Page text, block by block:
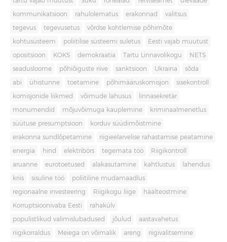
kommunikatsioon rahulolematus erakonnad valitsus
tegevus tegevusetus võrdse kohtlemise põhimõte
kohtusüsteem poliitilise süsteemi suletus Eesti vajab muutust
opositsioon KOKS demokraatia Tartu Linnavolikogu NETS
seadusloome põhiõiguste riive sanktsioon Ukraina sõda
abi ühistunne toetamine põhimääruskomisjon sisekontroll
komisjonide liikmed võimude lahusus linnasekretär
monumendid mõjuvõimuga kauplemine kriminaalmenetlus
süütuse presumptsioon korduv süüdimõistmine
erakonna sundlõpetamine riigieelarvelise rahastamise peatamine
energia hind elektribörs tegemata töö Riigikontroll
aruanne eurotoetused alakasutamine kahtlustus lahendus
kriis sisuline töö poliitiline mudamaadlus
regionaalne investeering Riigikogu liige häälteostmine
Korruptsioonivaba Eesti rahakülv
populistlikud valimislubadused jõulud aastavahetus
riigikorraldus Meiega on võimalik areng riigivalitsemine